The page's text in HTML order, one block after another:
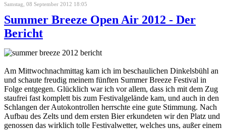
Samstag, 08 September 2012 18:05
Summer Breeze Open Air 2012 - Der
Bericht
Am Mittwochnachmittag kam ich im beschaulichen Dinkelsbühl an
und schaute freudig meinem fünften Summer Breeze Festival in
Folge entgegen. Glücklich war ich vor allem, dass ich mit dem Zug
staufrei fast komplett bis zum Festivalgelände kam, und auch in den
Schlangen der Autokontrollen herrschte eine gute Stimmung. Nach
Aufbau des Zelts und dem ersten Bier erkundeten wir den Platz und
genossen das wirklich tolle Festivalwetter, welches uns, außer einem